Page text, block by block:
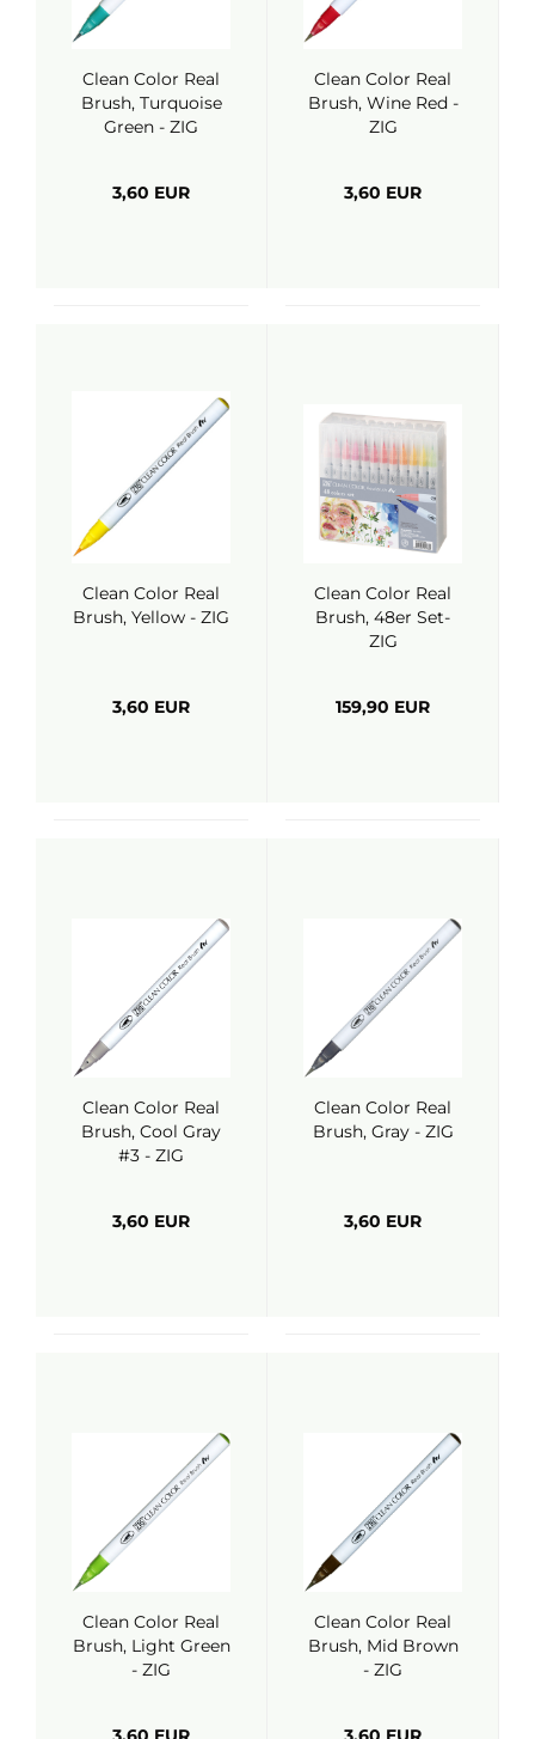
Clean Color Real
Brush, Turquoise
Green - ZIG
3,60 EUR
Clean Color Real
Brush, Wine Red -
ZIG
3,60 EUR
Clean Color Real
Brush, Yellow - ZIG
3,60 EUR
Clean Color Real
Brush, 48er Set-
ZIG
159,90 EUR
Clean Color Real
Brush, Cool Gray
#3 - ZIG
3,60 EUR
Clean Color Real
Brush, Gray - ZIG
3,60 EUR
Clean Color Real
Brush, Light Green
- ZIG
Clean Color Real
Brush, Mid Brown
- ZIG